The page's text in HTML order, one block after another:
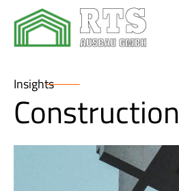
Insights
Construction